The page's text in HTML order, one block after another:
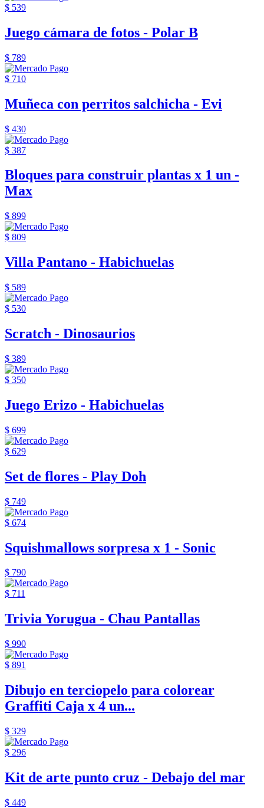
$ 539
Juego cámara de fotos - Polar B
$ 789
$ 710
Muñeca con perritos salchicha - Evi
$ 430
$ 387
Bloques para construir plantas x 1 un -
Max
$ 899
$ 809
Villa Pantano - Habichuelas
$ 589
$ 530
Scratch - Dinosaurios
$ 389
$ 350
Juego Erizo - Habichuelas
$ 699
$ 629
Set de flores - Play Doh
$ 749
$ 674
Squishmallows sorpresa x 1 - Sonic
$ 790
$ 711
Trivia Yorugua - Chau Pantallas
$ 990
$ 891
Dibujo en terciopelo para colorear
Graffiti Caja x 4 un...
$ 329
$ 296
Kit de arte punto cruz - Debajo del mar
$ 449